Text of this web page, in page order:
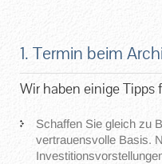
1. Termin beim
Wir haben einige Tipps
Schaffen Sie gleich zu
vertrauensvolle Basis.